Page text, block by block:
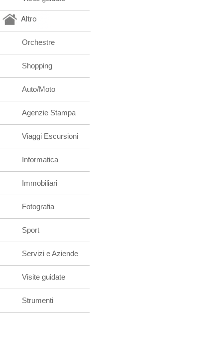
Altro
Orchestre
Shopping
Auto/Moto
Agenzie Stampa
Viaggi Escursioni
Informatica
Immobiliari
Fotografia
Sport
Servizi e Aziende
Visite guidate
Strumenti